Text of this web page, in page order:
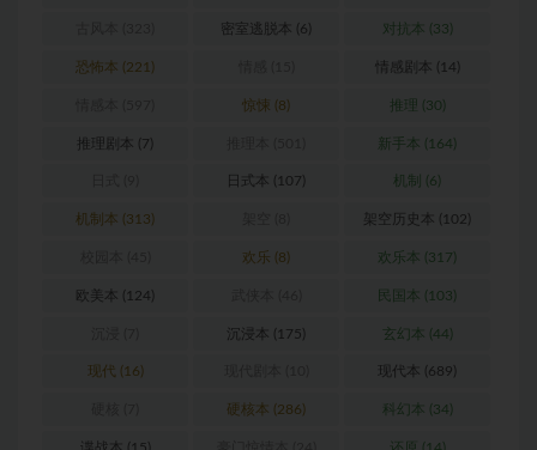
密室逃脱本 (6) 对抗本 (33)
恐怖本 (221) 情感剧本 (14)
惊悚 (8) 推理 (30)
推理剧本 (7) 新手本 (164)
日式本 (107) 机制 (6)
机制本 (313) 架空历史本 (102)
欢乐 (8) 欢乐本 (317)
欧美本 (124) 民国本 (103)
沉浸本 (175) 玄幻本 (44)
现代 (16) 现代本 (689)
硬核本 (286) 科幻本 (34)